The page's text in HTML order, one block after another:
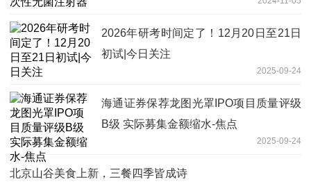
2026年研考时间定了！12月20日至21日
初试|今日关注
2025-09-24
海通证券保荐龙图光罩IPO项目质量评级
B级 实际募集金额缩水-焦点
2025-09-24
北京山谷美食上新，三餐四季皆成诗